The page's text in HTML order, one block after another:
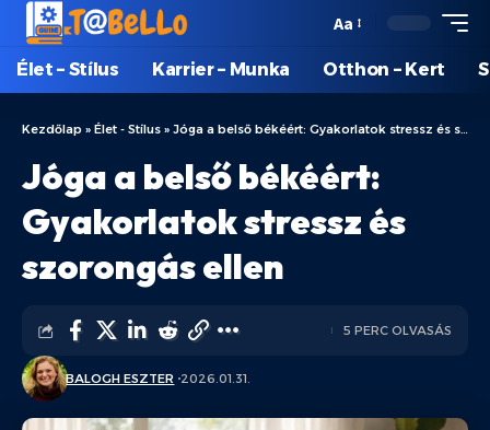
Aa
Élet – Stílus Karrier – Munka Otthon – Kert
Kezdőlap » Élet - Stílus » Jóga a belső békéért: Gyakorlatok stressz és szorongás ellen
Jóga a belső békéért:
Gyakorlatok stressz és
szorongás ellen
BALOGH ESZTER 2026.01.31.
5 PERC OLVASÁS